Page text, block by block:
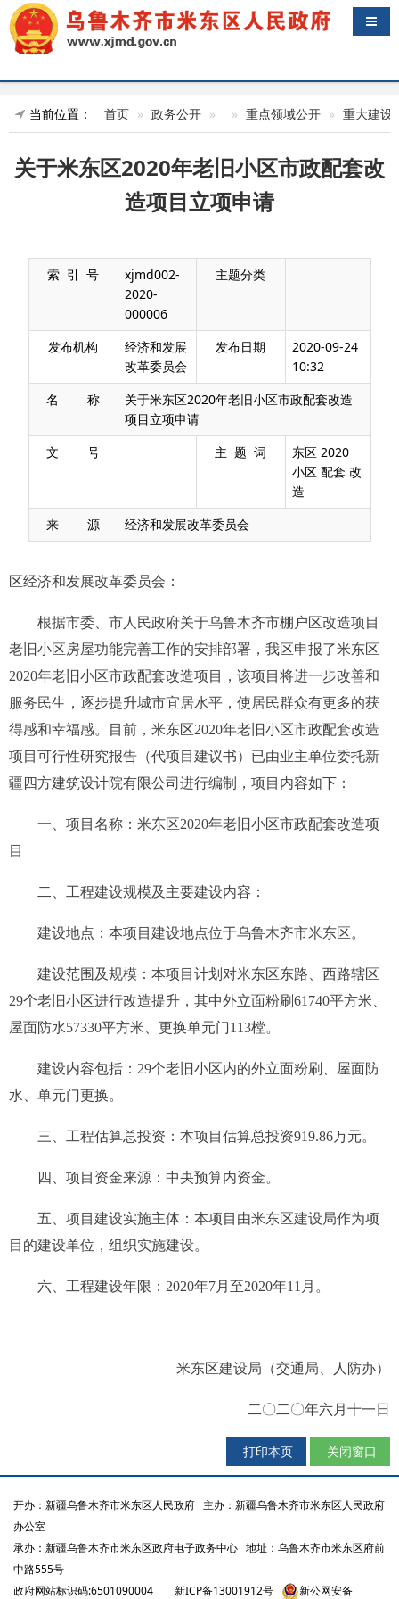
导航
当前位置： 首页 政务公开 重点领域公开 重大建设
关于米东区2020年老旧小区市政配套改
造项目立项申请
索 引 号
xjmd002-
2020-
000006
主题分类
发布机构
经济和发展
改革委员会
发布日期
2020-09-24
10:32
名 称
关于米东区2020年老旧小区市政配套改造
项目立项申请
文 号
主 题 词
东区 2020
小区 配套 改
造
来 源
经济和发展改革委员会
区经济和发展改革委员会：
根据市委、市人民政府关于乌鲁木齐市棚户区改造项目
老旧小区房屋功能完善工作的安排部署，我区申报了米东区
2020年老旧小区市政配套改造项目，该项目将进一步改善和
服务民生，逐步提升城市宜居水平，使居民群众有更多的获
得感和幸福感。目前，米东区2020年老旧小区市政配套改造
项目可行性研究报告（代项目建议书）已由业主单位委托新
疆四方建筑设计院有限公司 进行编制，项目内容如下：
一、项目名称： 米东区2020年老旧小区市政配套改造项
目
二、工程建设规模及主要建设内容：
建设地点：本项目建设地点位于乌鲁木齐市米东区。
建设范围及规模：本项目 计划对米东区东路、西路辖区
29个老旧小区进行改造提升，其中外立面粉刷61740平方米、
屋面防水57330平方米、更换单元门113樘。
建设内容包括： 29个老旧小区内的外立面粉刷
、屋面防
水、单元门更换。
三、 工程估算总投资： 本项目估算总投资919.86万元。
四、 项目资金来源 ： 中央预算内资金。
五 、项目建设实施主体： 本项目由米东区建设局作为项
目的建设单位，组织实施建设。
六 、工程建设年限： 2020年7月至2020年11 月 。
米东区建设局 （交通局、人防办）
二〇二〇年六月 十一 日
打印本页 关闭窗口
开办：新疆乌鲁木齐市米东区人民政府 主办：新疆乌鲁木齐市米东区人民政府
办公室
承办：新疆乌鲁木齐市米东区政府电子政务中心 地址：乌鲁木齐市米东区府前
中路555号
政府网站标识码:6501090004
新ICP备13001912号 新公网安备